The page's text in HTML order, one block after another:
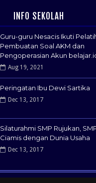
INFO SEKOLAH
Guru-guru Nesacis Ikuti
Pembuatan Soal AKM dan
Pengoperasian Akun
Aug 19, 2021
Peringatan Ibu Dewi Sartika
Dec 13, 2017
Silaturahmi SMP Rujukan,
Ciamis dengan Dunia Usaha
Dec 13, 2017